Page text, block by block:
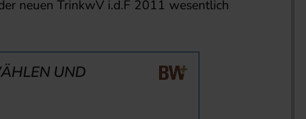
neuen TrinkwV i.d.F 2011 wesentlich
UND